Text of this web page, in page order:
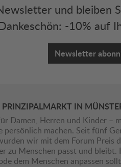
und bleiben
-10% auf
Newsletter
IN
Damen, Herren und Kinder
machen. Seit fünf
wir mit dem Forum
zu Menschen passt und
dem Menschen anpassen